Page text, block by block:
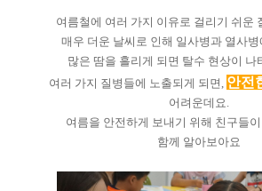
여름철에 여러 가지 이유로 걸리기 쉬운
매우 더운 날씨로 인해 일사병과 열사
많은 땀을 흘리게 되면 탈수 현상이 나
여러 가지 질병들에 노출되게 되면, 안전
어려운데요.
여름을 안전하게 보내기 위해 친구들
함께 알아보아요